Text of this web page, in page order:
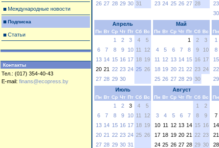
Международные новости
Подписка
Статьи
Контакты
Тел.: (017) 354-40-43
E-mail: finans@ecopress.by
26 27 28 29 30 31
23 24 25 26 27 28
23
30
Апрель
Пн Вт Ср Чт Пт Сб Вс
1 2 3 4
5
6
7 8 9 10 11
12
13 14 15 16 17 18 19
20 21 22 23 24 25 26
27 28 29 30
Май
Пн Вт Ср Чт Пт Сб Вс
1 2
3
4
5 6 7 8 9
10
11
12 13 14 15 16 17
18 19 20 21 22 23 24
25 26 27 28 29 30
Пн
1
8
15
22
29
Июль
Пн Вт Ср Чт Пт Сб Вс
1 2 3 4
5
6
7 8 9 10 11
12
13 14 15 16 17 18 19
20 21 22 23 24 25 26
27 28 29 30 31
Август
Пн Вт Ср Чт Пт Сб Вс
1
2
3
4 5 6 7 8
9
10 11 12 13 14 15 16
17 18 19 20 21 22 23
24 25 26 27 28 29 30
Пн
7
14
21
28